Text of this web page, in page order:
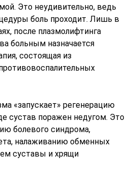
Это неудивительно, ведь
боль проходит. Лишь в
после плазмолифтинга
больным назначается
состоящая из
«запускает» регенерацию
сустав поражен недугом. Это
болевого синдрома,
налаживанию обменных
суставы и хрящи